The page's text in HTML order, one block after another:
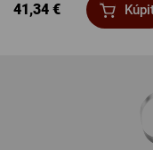
41,34 €